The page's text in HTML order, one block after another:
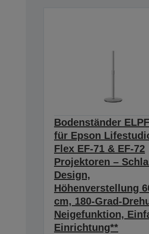
Bodenständer
für Epson
Flex EF-71 & EF-72
Projektoren –
Design,
Höhenverstellung
cm, 180-Grad-
Neigefunktion,
Einrichtung**